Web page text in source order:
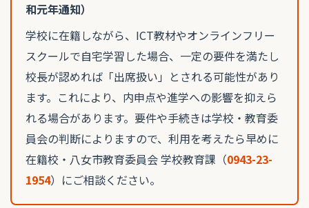
和元年通知）
学校に在籍しながら、ICT教材やオンラインフリー
スクールで自宅学習した場合、一定の要件を満たし
校長が認めれば「出席扱い」とされる可能性があり
ます。これにより、内申点や進学への影響を抑えら
れる場合があります。要件や手続きは学校・教育委
員会の判断によりますので、利用を考えたら早めに
在籍校・八女市教育委員会 学校教育課（0943-23-
1954）にご相談ください。